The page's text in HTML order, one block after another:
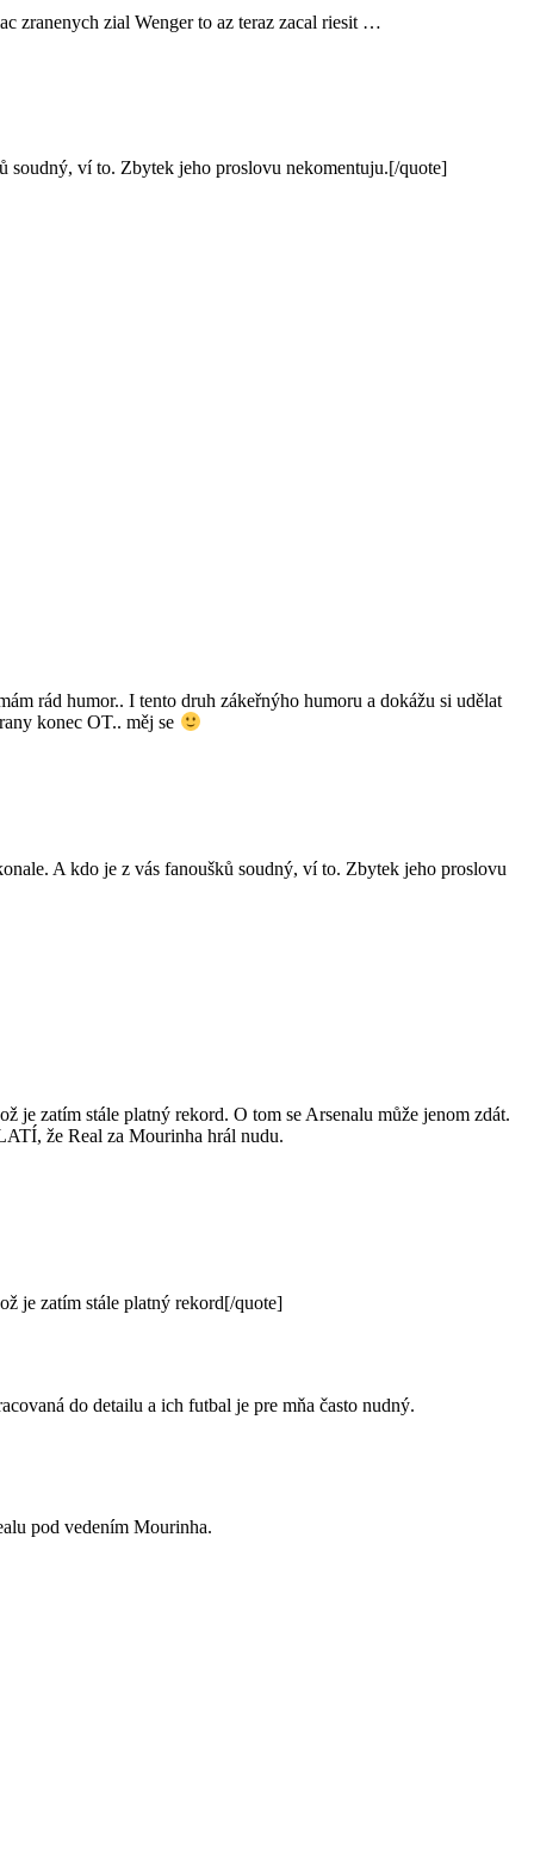
zranenych zial Wenger to az teraz zacal riesit …
soudný, ví to. Zbytek jeho proslovu nekomentuju.[/quote]
rád humor.. I tento druh zákeřnýho humoru a dokážu si udělat
konec OT.. měj se
A kdo je z vás fanoušků soudný, ví to. Zbytek jeho proslovu
je zatím stále platný rekord. O tom se Arsenalu může jenom zdát.
že Real za Mourinha hrál nudu.
je zatím stále platný rekord[/quote]
do detailu a ich futbal je pre mňa často nudný.
pod vedením Mourinha.